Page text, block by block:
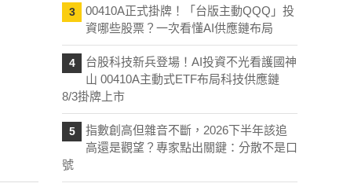
3
00410A正式掛牌！「台版主動QQQ」投
資哪些股票？一次看懂AI供應鏈布局
4
台股科技新兵登場！AI投資不光看護國神
山 00410A主動式ETF布局科技供應鏈
8/3掛牌上市
5
指數創高但雜音不斷，2026下半年該追
高還是觀望？專家點出關鍵：分散不是口
號